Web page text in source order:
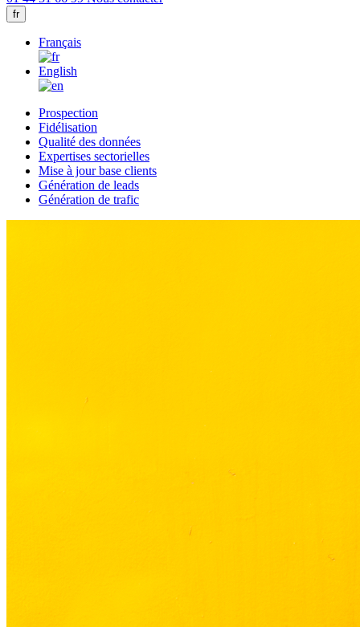
fr
Français
English
Prospection
Fidélisation
Qualité des données
Expertises sectorielles
Mise à jour base clients
Génération de leads
Génération de trafic